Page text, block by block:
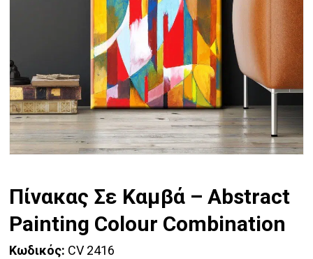
Πίνακας Σε Καμβά – Abstract
Painting Colour Combination
Κωδικός: CV 2416